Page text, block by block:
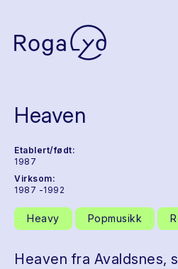
Heaven
Etablert/født:
1987
Virksom:
1987 -1992
Heavy Popmusikk
Heaven fra Avaldsnes,